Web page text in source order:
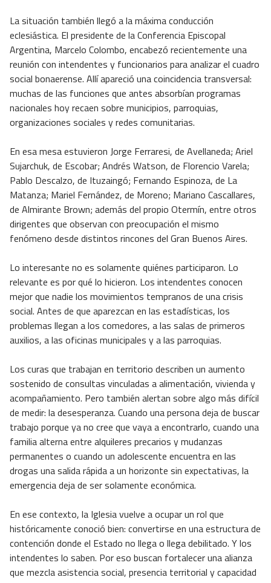
La situación también llegó a la máxima conducción
eclesiástica. El presidente de la Conferencia Episcopal
Argentina, Marcelo Colombo, encabezó recientemente una
reunión con intendentes y funcionarios para analizar el cuadro
social bonaerense. Allí apareció una coincidencia transversal:
muchas de las funciones que antes absorbían programas
nacionales hoy recaen sobre municipios, parroquias,
organizaciones sociales y redes comunitarias.
En esa mesa estuvieron Jorge Ferraresi, de Avellaneda; Ariel
Sujarchuk, de Escobar; Andrés Watson, de Florencio Varela;
Pablo Descalzo, de Ituzaingó; Fernando Espinoza, de La
Matanza; Mariel Fernández, de Moreno; Mariano Cascallares,
de Almirante Brown; además del propio Otermín, entre otros
dirigentes que observan con preocupación el mismo
fenómeno desde distintos rincones del Gran Buenos Aires.
Lo interesante no es solamente quiénes participaron. Lo
relevante es por qué lo hicieron. Los intendentes conocen
mejor que nadie los movimientos tempranos de una crisis
social. Antes de que aparezcan en las estadísticas, los
problemas llegan a los comedores, a las salas de primeros
auxilios, a las oficinas municipales y a las parroquias.
Los curas que trabajan en territorio describen un aumento
sostenido de consultas vinculadas a alimentación, vivienda y
acompañamiento. Pero también alertan sobre algo más difícil
de medir: la desesperanza. Cuando una persona deja de buscar
trabajo porque ya no cree que vaya a encontrarlo, cuando una
familia alterna entre alquileres precarios y mudanzas
permanentes o cuando un adolescente encuentra en las
drogas una salida rápida a un horizonte sin expectativas, la
emergencia deja de ser solamente económica.
En ese contexto, la Iglesia vuelve a ocupar un rol que
históricamente conoció bien: convertirse en una estructura de
contención donde el Estado no llega o llega debilitado. Y los
intendentes lo saben. Por eso buscan fortalecer una alianza
que mezcla asistencia social, presencia territorial y capacidad